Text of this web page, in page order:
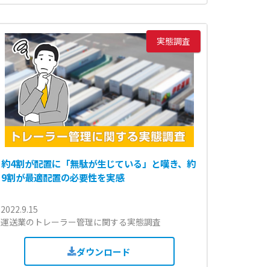
実態調査
約4割が配置に「無駄が生じている」と嘆き、約
9割が最適配置の必要性を実感
2022.9.15
運送業のトレーラー管理に関する実態調査
ダウンロード